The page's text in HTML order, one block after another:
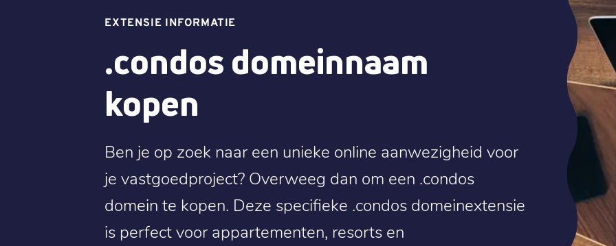
EXTENSIE INFORMATIE
.condos domeinnaam
kopen
Ben je op zoek naar een unieke online aanwezigheid voor
je vastgoedproject? Overweeg dan om een .condos
domein te kopen. Deze specifieke .condos domeinextensie
is perfect voor appartementen, resorts en